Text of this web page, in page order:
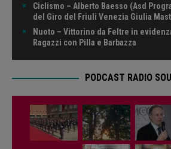
Ciclismo – Alberto Baesso (Asd
del Giro del Friuli Venezia Giulia
Nuoto – Vittorino da Feltre in
Ragazzi con Pilla e Barbazza
PODCAST RADIO